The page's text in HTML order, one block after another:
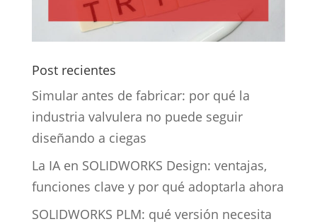
Post recientes
Simular antes de fabricar: por qué la
industria valvulera no puede seguir
diseñando a ciegas
La IA en SOLIDWORKS Design: ventajas,
funciones clave y por qué adoptarla ahora
SOLIDWORKS PLM: qué versión necesita